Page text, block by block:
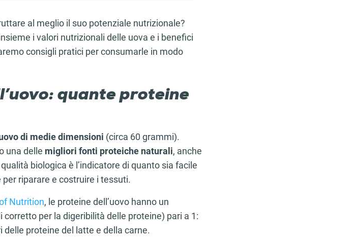
al meglio il suo potenziale nutrizionale?
i valori nutrizionali delle uova e i benefici
consigli pratici per consumarle in modo
quante proteine
di medie dimensioni (circa 60 grammi).
una delle migliori fonti proteiche naturali, anche
biologica è l’indicatore di quanto sia facile
riparare e costruire i tessuti.
Nutrition, le proteine dell’uovo hanno un
per la digeribilità delle proteine) pari a 1:
delle proteine del latte e della carne.